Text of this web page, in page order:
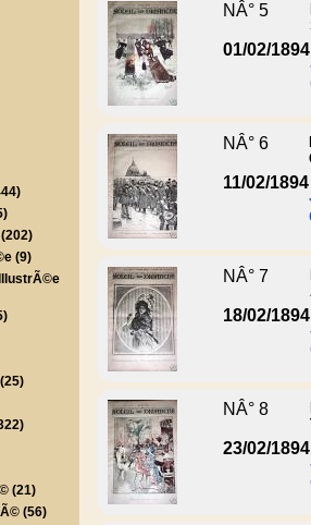
(9)
(21)
(56)
NÂ° 5
01/02/1894
NÂ° 6
11/02/1894
NÂ° 7
18/02/1894
NÂ° 8
23/02/1894